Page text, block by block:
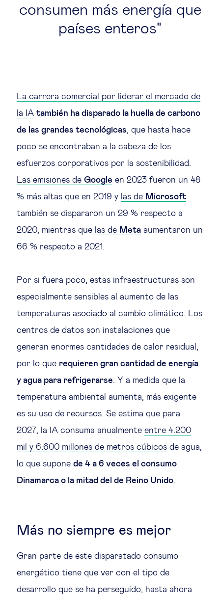
consumen más energía que
países enteros
La carrera comercial por liderar el mercado de
la IA también ha disparado la huella de carbono
de las grandes tecnológicas, que hasta hace
poco se encontraban a la cabeza de los
esfuerzos corporativos por la sostenibilidad.
Las emisiones de Google en 2023 fueron un 48
% más altas que en 2019 y las de Microsoft
también se dispararon un 29 % respecto a
2020, mientras que las de Meta aumentaron un
66 % respecto a 2021.
Por si fuera poco, estas infraestructuras son
especialmente sensibles al aumento de las
temperaturas asociado al cambio climático. Los
centros de datos son instalaciones que
generan enormes cantidades de calor residual,
por lo que requieren gran cantidad de energía
y agua para refrigerarse. Y a medida que la
temperatura ambiental aumenta, más exigente
es su uso de recursos. Se estima que para
2027, la IA consuma anualmente entre 4.200
mil y 6.600 millones de metros cúbicos de agua,
lo que supone de 4 a 6 veces el consumo
Dinamarca o la mitad del de Reino Unido.
Más no siempre es mejor
Gran parte de este disparatado consumo
energético tiene que ver con el tipo de
desarrollo que se ha perseguido, hasta ahora